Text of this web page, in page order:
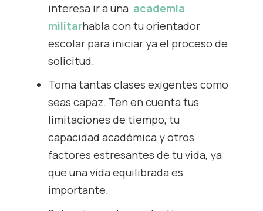
interesa ir a una academia
militarhabla con tu orientador
escolar para iniciar ya el proceso de
solicitud.
Toma tantas clases exigentes como
seas capaz. Ten en cuenta tus
limitaciones de tiempo, tu
capacidad académica y otros
factores estresantes de tu vida, ya
que una vida equilibrada es
importante.